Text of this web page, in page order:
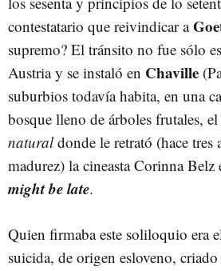
contestatario que reivindicar a
supremo? El tránsito no fue sólo
Austria y se instaló en Chaville
suburbios todavía habita, en una
bosque lleno de árboles frutales,
naturaldonde le retrató (hace tres
madurez) la cineasta Corinna
might be late.
Quien firmaba este soliloquio era
suicida, de origen esloveno,